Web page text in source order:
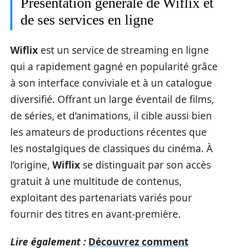
de ses services en ligne
Wiflix est un service de streaming en ligne
qui a rapidement gagné en popularité grâce
à son interface conviviale et à un catalogue
diversifié. Offrant un large éventail de films,
de séries, et d’animations, il cible aussi bien
les amateurs de productions récentes que
les nostalgiques de classiques du cinéma. À
l’origine, Wiflix se distinguait par son accès
gratuit à une multitude de contenus,
exploitant des partenariats variés pour
fournir des titres en avant-première.
Lire également : Découvrez comment